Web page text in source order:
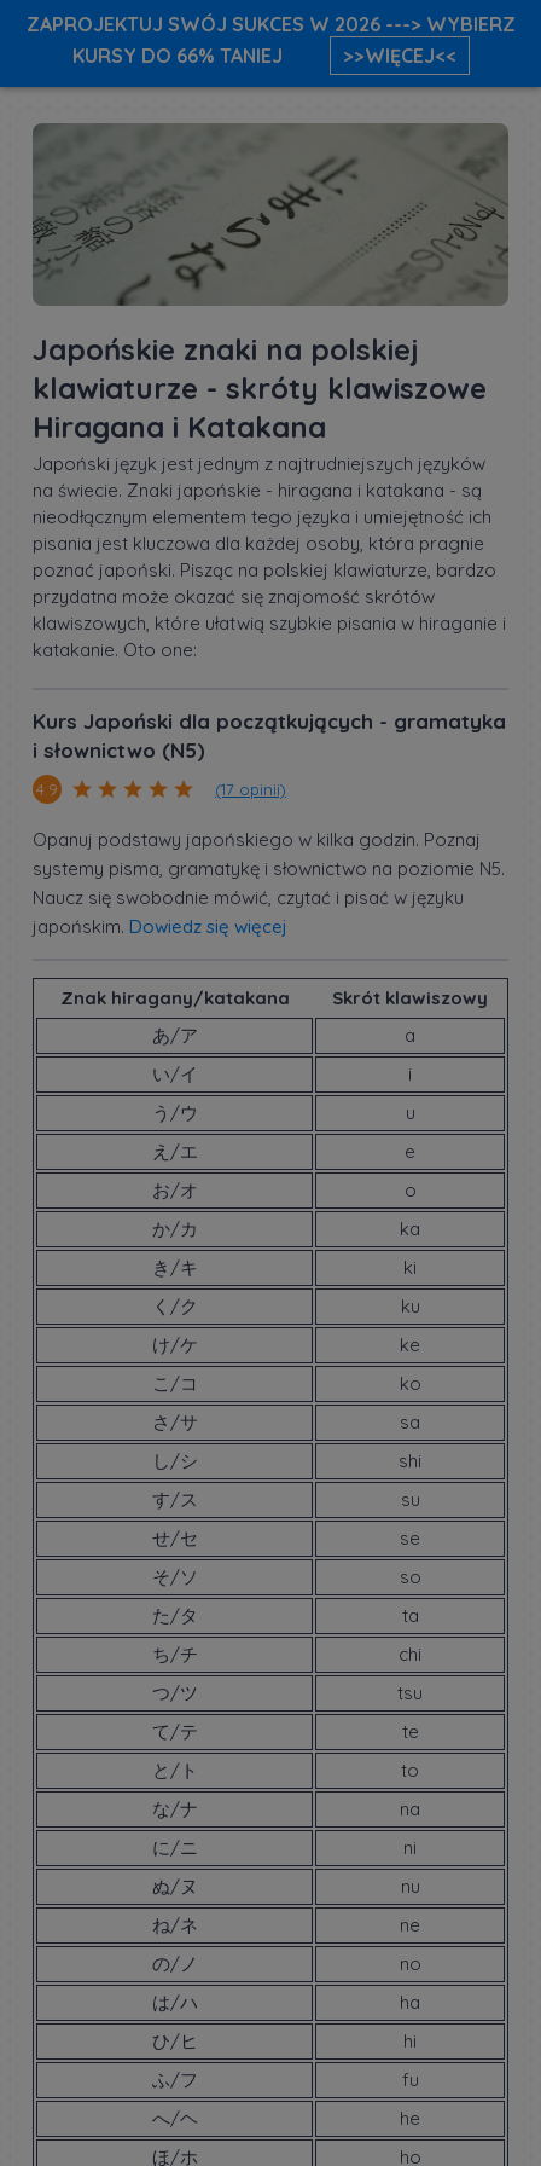
Japońskie znaki na polskiej
klawiaturze - skróty klawiszowe
Hiragana i Katakana
Japoński język jest jednym z najtrudniejszych języków
na świecie. Znaki japońskie - hiragana i katakana - są
nieodłącznym elementem tego języka i umiejętność ich
pisania jest kluczowa dla każdej osoby, która pragnie
poznać japoński. Pisząc na polskiej klawiaturze, bardzo
przydatna może okazać się znajomość skrótów
klawiszowych, które ułatwią szybkie pisania w hiraganie i
katakanie. Oto one:
Kurs Japoński dla początkujących - gramatyka
i słownictwo (N5)
4.9 (17 opinii)
Opanuj podstawy japońskiego w kilka godzin. Poznaj
systemy pisma, gramatykę i słownictwo na poziomie N5.
Naucz się swobodnie mówić, czytać i pisać w języku
japońskim. Dowiedz się więcej
Znak hiragany/katakana
Skrót klawiszowy
あ/ア
a
い/イ
i
う/ウ
u
え/エ
e
お/オ
o
か/カ
ka
き/キ
ki
く/ク
ku
け/ケ
ke
こ/コ
ko
さ/サ
sa
し/シ
shi
す/ス
su
せ/セ
se
そ/ソ
so
た/タ
ta
ち/チ
chi
つ/ツ
tsu
て/テ
te
と/ト
to
な/ナ
na
に/ニ
ni
ぬ/ヌ
nu
ね/ネ
ne
の/ノ
no
は/ハ
ha
ひ/ヒ
hi
ふ/フ
fu
へ/ヘ
he
ほ/ホ
ho
ZAPROJEKTUJ SWÓJ SUKCES W 2026 ---> WYBIERZ
KURSY DO 66% TANIEJ
>>WIĘCEJ<<